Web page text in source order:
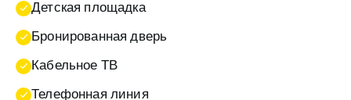
Детская площадка
Бронированная дверь
Кабельное ТВ
Телефонная линия